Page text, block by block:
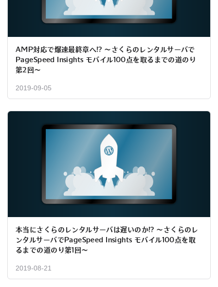
AMP対応で爆速最終章へ!? ～さくらのレンタルサーバで
PageSpeed Insights モバイル100点を取るまでの道のり
第2回～
2019-09-05
本当にさくらのレンタルサーバは遅いのか!? ～さくらのレ
ンタルサーバでPageSpeed Insights モバイル100点を取
るまでの道のり第1回～
2019-08-21